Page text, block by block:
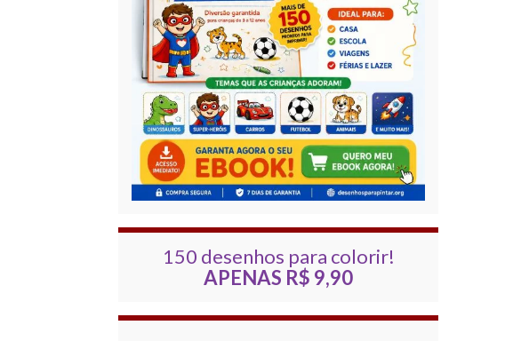
150 desenhos para colorir!
APENAS R$ 9,90